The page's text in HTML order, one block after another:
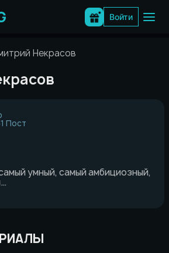
Войти
Некрасов
Пост
умный, самый амбициозный,